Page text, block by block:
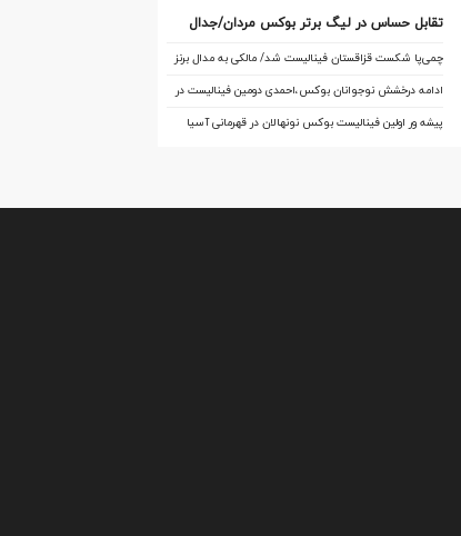
تقابل‌ حساس در لیگ برتر بوکس مردان/جدال
چمی‌پا شکست قزاقستان فینالیست شد/ مالکی به مدال برنز
آسیا رسید
ادامه درخشش نوجوانان بوکس،احمدی دومین فینالیست در
آسیا
پیشه ور اولین فینالیست بوکس نونهالان در قهرمانی آسیا